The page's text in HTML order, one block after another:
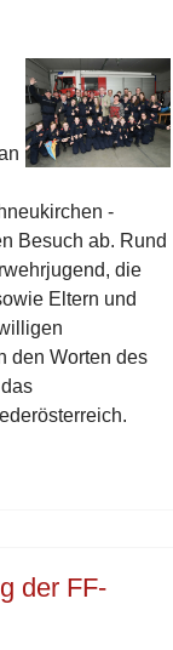
-
Besuch ab. Rund
die
Eltern und
den Worten des
der FF-